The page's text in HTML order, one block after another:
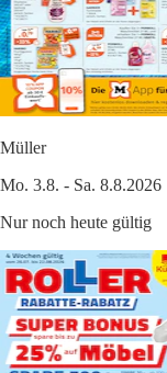
Müller
Mo. 3.8. - Sa. 8.8.2026
Nur noch heute gültig